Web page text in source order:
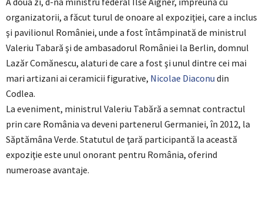
organizatorii, a făcut turul de onoare al expoziţiei, care a inclus
şi pavilionul României, unde a fost întâmpinată de ministrul
Valeriu Tabară şi de ambasadorul României la Berlin, domnul
Lazăr Comănescu, alaturi de care a fost şi unul dintre cei mai
mari artizani ai ceramicii figurative, Nicolae Diaconu din
Codlea.
La eveniment, ministrul Valeriu Tabără a semnat contractul
prin care România va deveni partenerul Germaniei, în 2012, la
Săptămâna Verde. Statutul de ţară participantă la această
expoziţie este unul onorant pentru România, oferind
numeroase avantaje.